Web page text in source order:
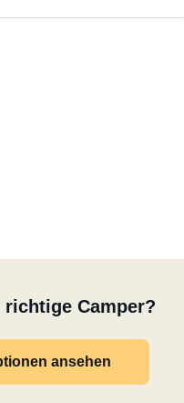
Camper?
ansehen